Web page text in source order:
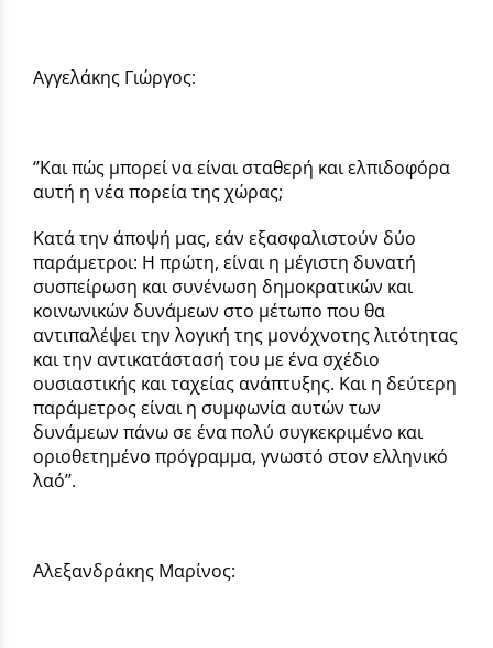
Αγγελάκης Γιώργος:
‘’Και πώς μπορεί να είναι σταθερή και ελπιδοφόρα
αυτή η νέα πορεία της χώρας;
Κατά την άποψή μας, εάν εξασφαλιστούν δύο
παράμετροι: Η πρώτη, είναι η μέγιστη δυνατή
συσπείρωση και συνένωση δημοκρατικών και
κοινωνικών δυνάμεων στο μέτωπο που θα
αντιπαλέψει την λογική της μονόχνοτης λιτότητας
και την αντικατάστασή του με ένα σχέδιο
ουσιαστικής και ταχείας ανάπτυξης. Και η δεύτερη
παράμετρος είναι η συμφωνία αυτών των
δυνάμεων πάνω σε ένα πολύ συγκεκριμένο και
οριοθετημένο πρόγραμμα, γνωστό στον ελληνικό
λαό’’.
Αλεξανδράκης Μαρίνος: